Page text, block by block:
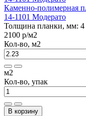
Каменно-полимерная
14-1101 Модерато
Толщина планки, мм: 4
2100 р/м2
Кол-во, м2
м2
Кол-во, упак
В корзину